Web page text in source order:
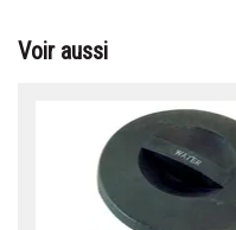
Voir aussi